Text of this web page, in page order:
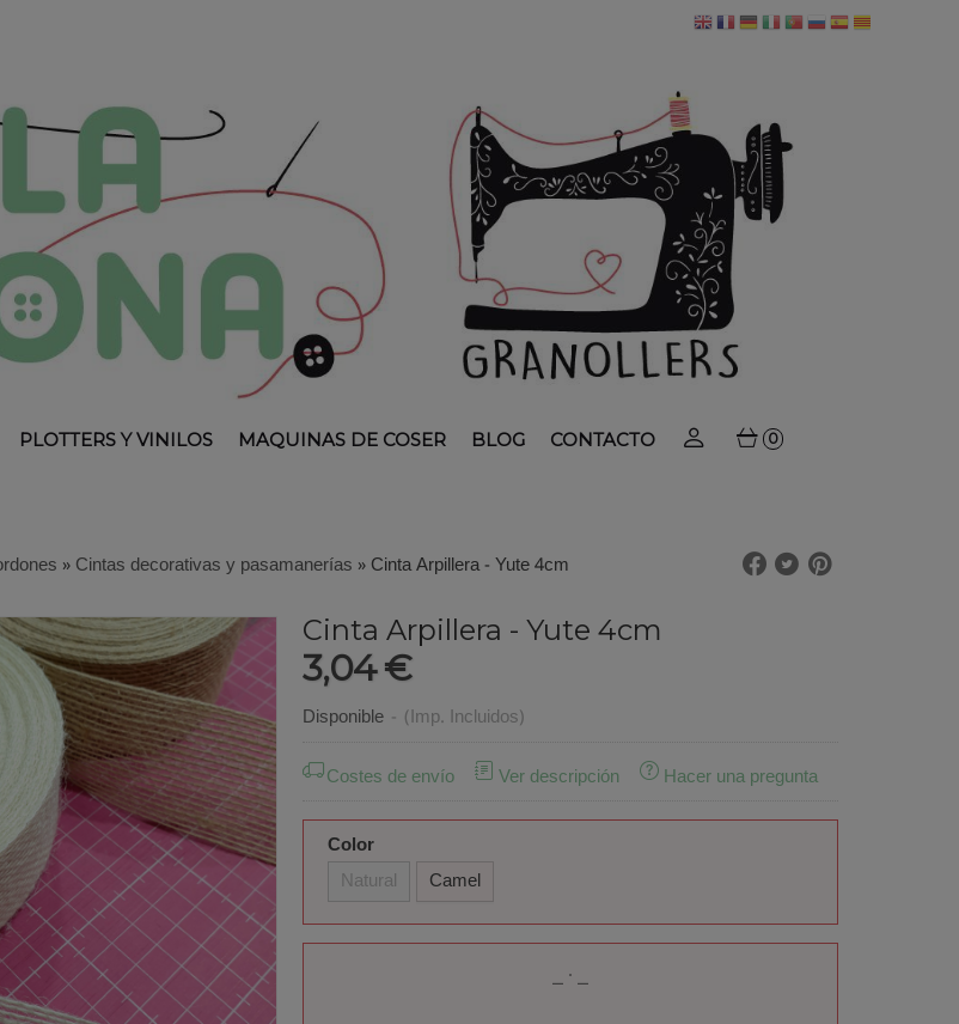
PLOTTERS Y VINILOS MAQUINAS DE COSER BLOG CONTACTO 0
»Cintas decorativas y pasamanerías »Cinta Arpillera - Yute 4cm
Cinta Arpillera - Yute 4cm
3,04 €
Disponible - (Imp. Incluidos)
Costes de envío
Ver descripción Hacer una pregunta
Color
Natural
Camel